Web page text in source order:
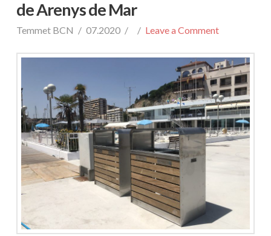
de Arenys de Mar
Temmet BCN 07.2020 Leave a Comment